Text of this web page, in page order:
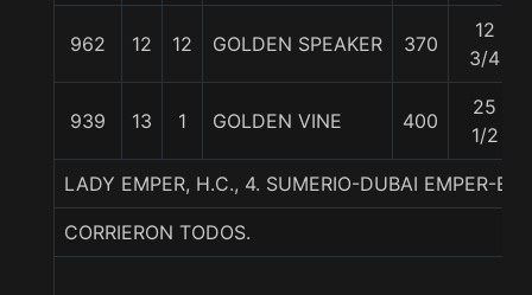
962 12 12 GOLDEN SPEAKER 370
12
3/4
939 13 1 GOLDEN VINE 400
25
1/2
LADY EMPER, H.C., 4. SUMERIO-DUBAI EMPER-E
CORRIERON TODOS.